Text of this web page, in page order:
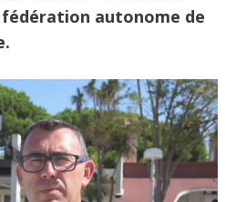
fédération autonome de